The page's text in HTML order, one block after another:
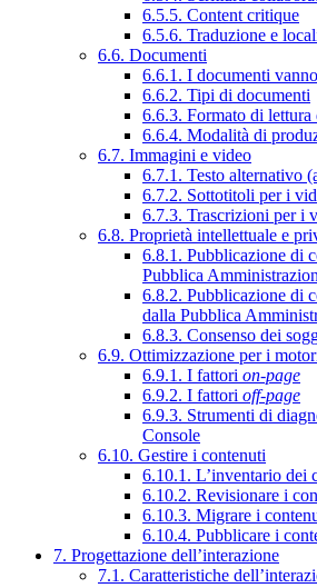
6.5.5. Content critique
6.5.6. Traduzione e
6.6. Documenti
6.6.1. I documenti
6.6.2. Tipi di documenti
6.6.3. Formato di
6.6.4. Modalità di
6.7. Immagini e video
6.7.1. Testo alternativo
6.7.2. Sottotitoli per i
6.7.3. Trascrizioni per i
6.8. Proprietà intellettuale e
6.8.1. Pubblicazione di
Pubblica
6.8.2. Pubblicazione di
dalla Pubblica
6.8.3. Consenso dei
6.9. Ottimizzazione per i
6.9.1. I fattori on-page
6.9.2. I fattori off-page
6.9.3. Strumenti di
Console
6.10. Gestire i contenuti
6.10.1. L’inventario dei
6.10.2. Revisionare i
6.10.3. Migrare i
6.10.4. Pubblicare i
7. Progettazione dell’interazione
7.1. Caratteristiche